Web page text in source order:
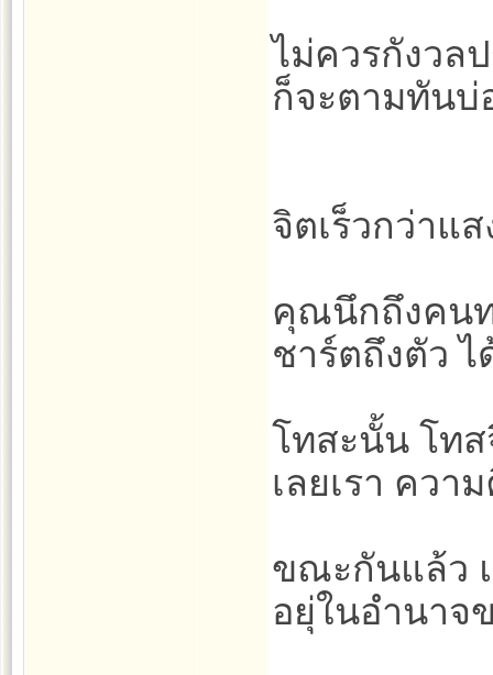
ไม่ควรกังวล
ก็จะตามทันบ่
จิตเร็วกว่าแ
คุณนึกถึงคนท
ชาร์ตถึงตัว
โทสะนั้น โท
เลยเรา ควา
ขณะกันแล้ว
อยุ่ในอำนาจ